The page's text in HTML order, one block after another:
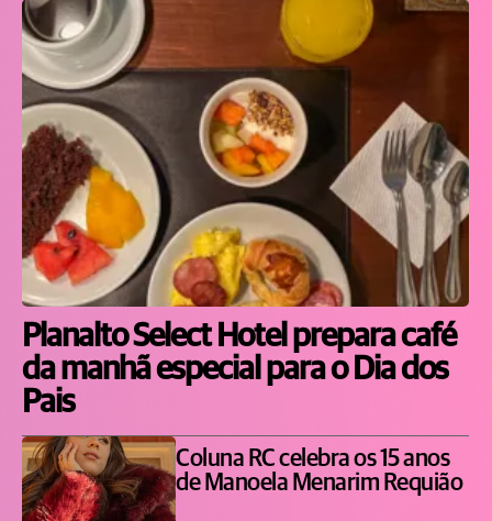
Planalto Select Hotel prepara café
da manhã especial para o Dia dos
Pais
Coluna RC celebra os 15 anos
de Manoela Menarim Requião